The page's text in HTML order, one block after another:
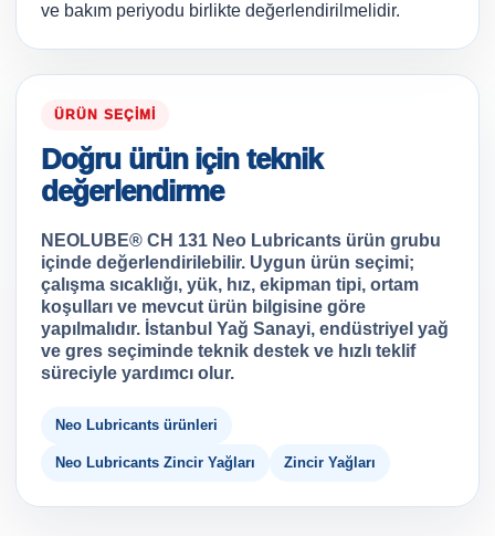
ve bakım periyodu birlikte değerlendirilmelidir.
ÜRÜN SEÇIMI
Doğru ürün için teknik
değerlendirme
NEOLUBE® CH 131 Neo Lubricants ürün grubu
içinde değerlendirilebilir. Uygun ürün seçimi;
çalışma sıcaklığı, yük, hız, ekipman tipi, ortam
koşulları ve mevcut ürün bilgisine göre
yapılmalıdır. İstanbul Yağ Sanayi, endüstriyel yağ
ve gres seçiminde teknik destek ve hızlı teklif
süreciyle yardımcı olur.
Neo Lubricants ürünleri
Neo Lubricants Zincir Yağları Zincir Yağları